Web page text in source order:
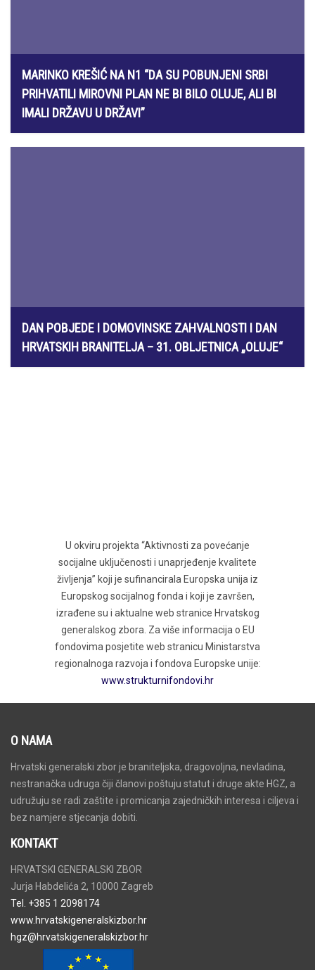
MARINKO KREŠIĆ NA N1 “DA SU POBUNJENI SRBI
PRIHVATILI MIROVNI PLAN NE BI BILO OLUJE, ALI BI
IMALI DRŽAVU U DRŽAVI”
5. kolovoza 2026.
DAN POBJEDE I DOMOVINSKE ZAHVALNOSTI I DAN
HRVATSKIH BRANITELJA – 31. OBLJETNICA „OLUJE“
U okviru projekta “Aktivnosti za povećanje
socijalne uključenosti i unaprjeđenje kvalitete
življenja” koji je sufinancirala Europska unija iz
Europskog socijalnog fonda i koji je završen,
izrađene su i aktualne web stranice Hrvatskog
generalskog zbora. Za više informacija o EU
fondovima posjetite web stranicu Ministarstva
regionalnoga razvoja i fondova Europske unije:
www.strukturnifondovi.hr
O NAMA
Hrvatski generalski zbor je braniteljska, dragovoljna, nevladina,
nestranačka udruga čiji članovi poštuju statut i druge akte HGZ, a
udružuju se radi zaštite i promicanja zajedničkih interesa i ciljeva i
bez namjere stjecanja dobiti.
KONTAKT
HRVATSKI GENERALSKI ZBOR
Jurja Habdelića 2, 10000 Zagreb
Tel. +385 1 2098174
www.hrvatskigeneralskizbor.hr
hgz@hrvatskigeneralskizbor.hr